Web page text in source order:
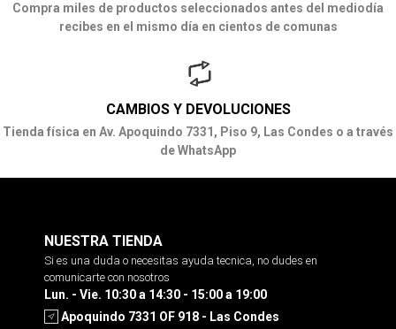
Compra miles de productos seleccionados antes del mediodía
recibes en el mismo día en cientos de comunas
CAMBIOS Y DEVOLUCIONES
Tienda física en Av. Apoquindo 7331, Piso 9, Las Condes o a través
de WhatsApp
NUESTRA TIENDA
Si es una duda o necesitas ayuda tecnica, no dudes en
comunicarte con nosotros
Lun. - Vie. 10:30 a 14:30 - 15:00 a 19:00
Apoquindo 7331 OF 918 - Las Condes